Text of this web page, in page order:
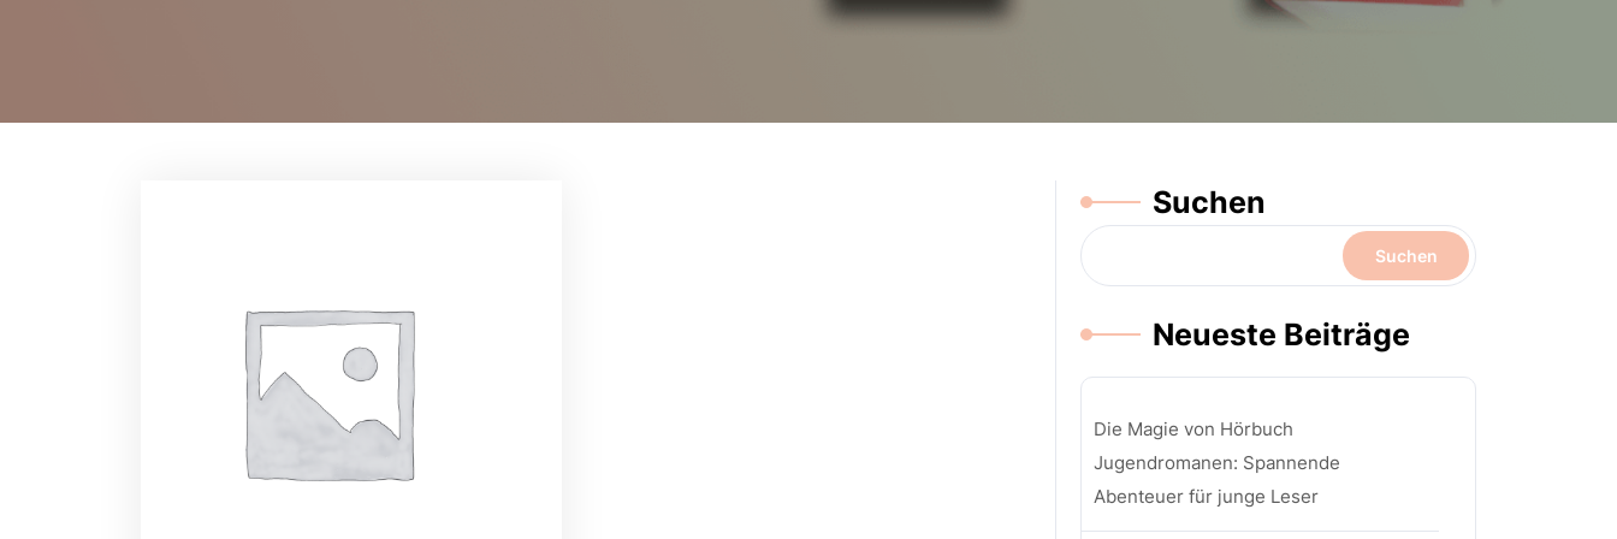
Suchen
Suchen
Neueste Beiträge
Die Magie von Hörbuch
Jugendromanen: Spannende
Abenteuer für junge Leser